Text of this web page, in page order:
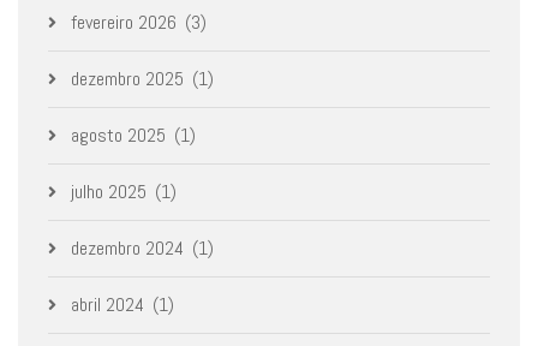
fevereiro 2026 (3)
dezembro 2025 (1)
agosto 2025 (1)
julho 2025 (1)
dezembro 2024 (1)
abril 2024 (1)